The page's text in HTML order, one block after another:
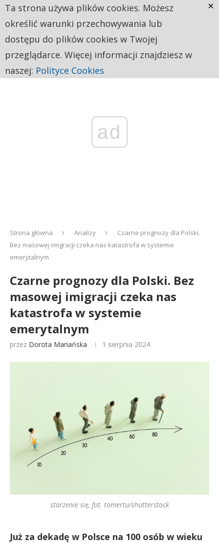
ad
Strona główna Analizy
Czarne prognozy dla Polski.
Bez masowej imigracji czeka nas katastrofa w systemie
emerytalnym
Czarne prognozy dla Polski. Bez
masowej imigracji czeka nas
katastrofa w systemie
emerytalnym
przez Dorota Mariańska 1 sierpnia 2024
starzenie się, fot. tomertu/shutterstock
Już za dekadę w Polsce na 100 osób w wieku
Ta strona używa plików cookies. Możesz
określić warunki przechowywania lub
dostępu do plików cookies w Twojej
przeglądarce. Więcej informacji znajdziesz w
naszej: Polityce Cookies
×